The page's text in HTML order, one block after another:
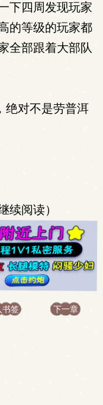
下四周发现玩家
的等级的玩家都
全部跟着大部队
绝对不是劳普洱
续阅读）
书签 下一章